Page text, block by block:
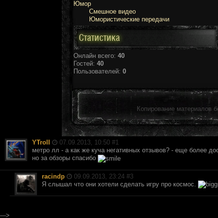
Юмор
Смешное видео
Юмористические передачи
Статистика
Онлайн всего: 40
Гостей: 40
Пользователей: 0
Копирование материалов
YTroll 07.09.2013, 10:50 #1
метро лл - а как же куча негативных отзывов? - еще более
но за обзоры спасибо
racindp 09.09.2013, 23:24 #3
Я слышал что они хотели сделать игру про космос.
--->